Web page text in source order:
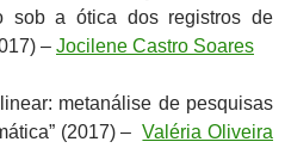
sob a ótica dos registros de
– Jocilene Castro Soares
metanálise de pesquisas
(2017) –Valéria Oliveira